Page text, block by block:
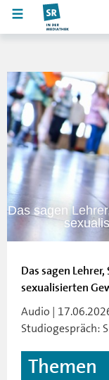
Das sagen
Das sagen
sexualisierten
Audio |
Studiogespräch:
Themen